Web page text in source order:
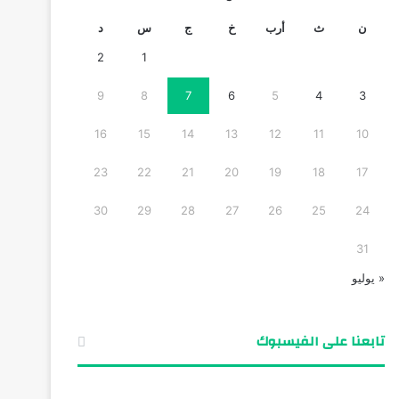
ن ث أرب خ ج س د
1
2
3
4
5
6
7
8
9
10
11
12
13
14
15
16
17
18
19
20
21
22
23
24
25
26
27
28
29
30
31
« يوليو
تابعنا على الفيسبوك